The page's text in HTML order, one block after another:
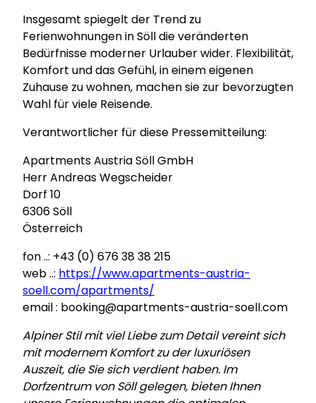
Insgesamt spiegelt der Trend zu
Ferienwohnungen in Söll die veränderten
Bedürfnisse moderner Urlauber wider. Flexibilität,
Komfort und das Gefühl, in einem eigenen
Zuhause zu wohnen, machen sie zur bevorzugten
Wahl für viele Reisende.
Verantwortlicher für diese Pressemitteilung:
Apartments Austria Söll GmbH
Herr Andreas Wegscheider
Dorf 10
6306 Söll
Österreich
fon ..: +43 (0) 676 38 38 215
web ..: https://www.apartments-austria-
soell.com/apartments/
email : booking@apartments-austria-soell.com
Alpiner Stil mit viel Liebe zum Detail vereint sich
mit modernem Komfort zu der luxuriösen
Auszeit, die Sie sich verdient haben. Im
Dorfzentrum von Söll gelegen, bieten Ihnen